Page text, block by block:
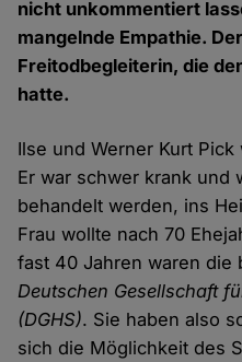
nicht unkommentiert
mangelnde Empathie.
Freitodbegleiterin, die
hatte.
Ilse und Werner Kurt
Er war schwer krank und
behandelt werden, ins
Frau wollte nach 70
fast 40 Jahren waren die
Deutschen Gesellschaft
(DGHS). Sie haben also
sich die Möglichkeit des